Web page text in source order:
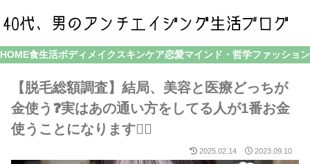
HOME食生活ボディメイク スキンケア恋愛マインド・哲学ファッション
【脱毛総額調査】結局、美容と医療どっちが
金使う❓実はあの通い方をしてる人が1番お金
使うことになります🤦‍♀️
2025.02.14 2023.09.10